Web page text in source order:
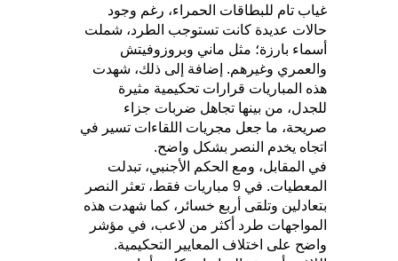
غياب تام للبطاقات الحمراء، رغم وجود
حالات عديدة كانت تستوجب الطرد، شملت
أسماء بارزة؛ مثل ماني وبروزوفيتش
والعمري وغيرهم. إضافة إلى ذلك، شهدت
هذه المباريات قرارات تحكيمية مثيرة
للجدل، من بينها تجاهل ضربات جزاء
صريحة، ما جعل مجريات اللقاءات تسير في
اتجاه يخدم النصر بشكل واضح.
في المقابل، ومع الحكم الأجنبي، تبدلت
المعطيات. في 9 مباريات فقط، تعثر النصر
بتعادلين وتلقى أربع خسائر، كما شهدت هذه
المواجهات طرد أكثر من لاعب، في مؤشر
واضح على اختلاف المعايير التحكيمية.